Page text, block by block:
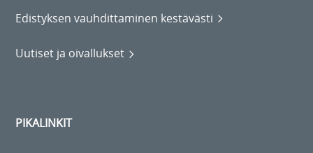
Edistyksen vauhdittaminen kestävästi
Uutiset ja oivallukset
PIKALINKIT